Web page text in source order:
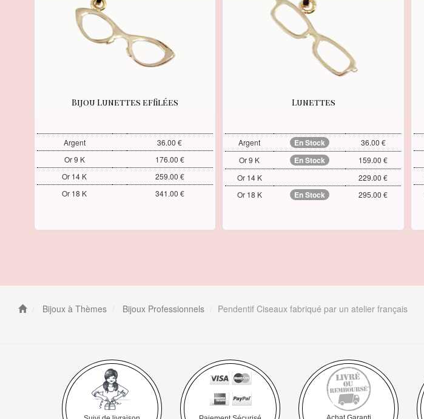
Bijou Lunettes effilées
Argent
36.00 €
Or 9 K
176.00 €
Or 14 K
259.00 €
Or 18 K
341.00 €
Lunettes
Argent En Stock
36.00 €
Or 9 K
En Stock
159.00 €
Or 14 K
229.00 €
Or 18 K
En Stock 295.00 €
Bijoux à Thèmes Bijoux Professionnels Pendentif Ciseaux fabriqué par un atelier français